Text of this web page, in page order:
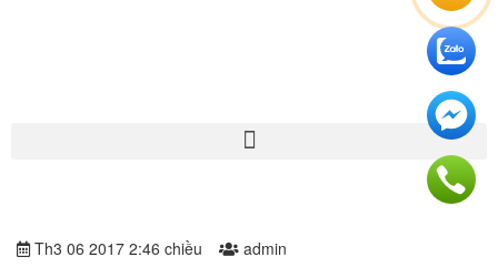
Th3 06 2017 2:46 chiều admin